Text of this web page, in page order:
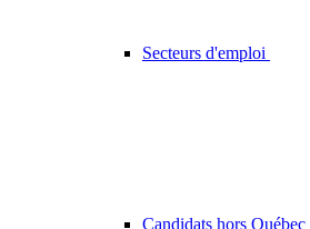
Secteurs d'emploi
Candidats hors Québec